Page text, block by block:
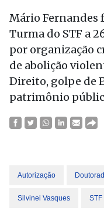
Mário Fernandes
Turma do STF a
por organização
de abolição
Direito, golpe de
patrimônio
Autorização
Silvinei Vasques STF